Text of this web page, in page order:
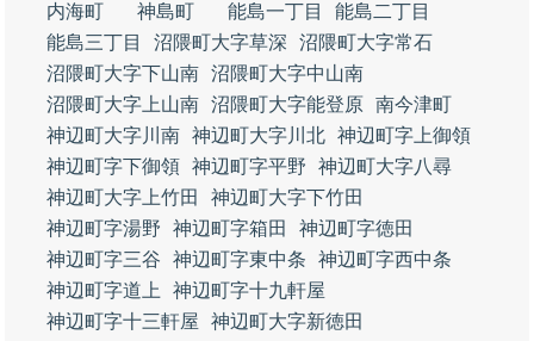
内海町
神島町 能島一丁目
能島二丁目
能島三丁目
沼隈町大字草深
沼隈町大字常石
沼隈町大字下山南 沼隈町大字中山南
沼隈町大字上山南 沼隈町大字能登原 南今津町
神辺町大字川南 神辺町大字川北 神辺町字上御領
神辺町字下御領 神辺町字平野
神辺町大字八尋
神辺町大字上竹田
神辺町大字下竹田
神辺町字湯野
神辺町字箱田
神辺町字徳田
神辺町字三谷
神辺町字東中条
神辺町字西中条
神辺町字道上
神辺町字十九軒屋
神辺町字十三軒屋
神辺町大字新徳田